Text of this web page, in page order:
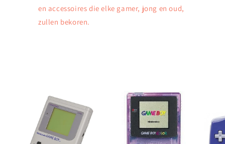
en accessoires die elke gamer, jong en oud,
zullen bekoren.